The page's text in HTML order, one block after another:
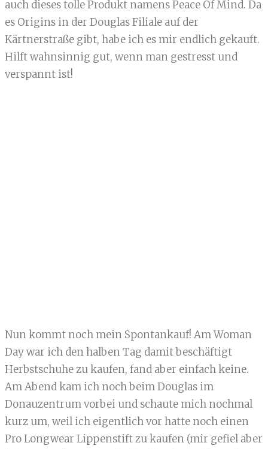
auch dieses tolle Produkt namens Peace Of Mind. Da
es Origins in der Douglas Filiale auf der
Kärtnerstraße gibt, habe ich es mir endlich gekauft.
Hilft wahnsinnig gut, wenn man gestresst und
verspannt ist!
Nun kommt noch mein Spontankauf! Am Woman
Day war ich den halben Tag damit beschäftigt
Herbstschuhe zu kaufen, fand aber einfach keine.
Am Abend kam ich noch beim Douglas im
Donauzentrum vorbei und schaute mich nochmal
kurz um, weil ich eigentlich vor hatte noch einen
Pro Longwear Lippenstift zu kaufen (mir gefiel aber